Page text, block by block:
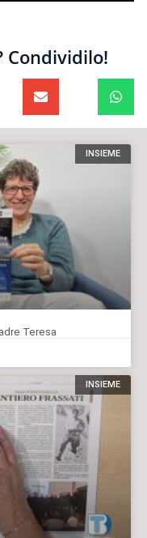
Condividilo!
INSIEME
Teresa
INSIEME